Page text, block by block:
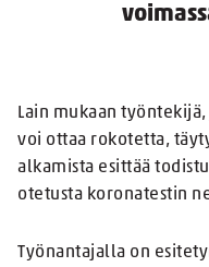
Lain mukaan
voi ottaa rokotetta,
alkamista esittää
otetusta koronatestin
Työnantajalla on